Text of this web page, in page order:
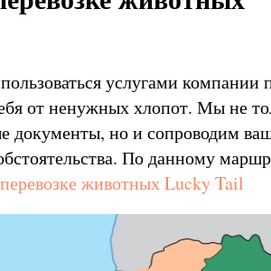
услугами компании
от ненужных хлопот. Мы не
документы, но и сопроводим
По данному
животных Lucky Tail